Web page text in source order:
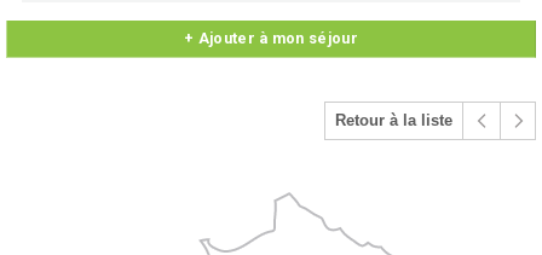
+ Ajouter à mon séjour
Retour à la liste